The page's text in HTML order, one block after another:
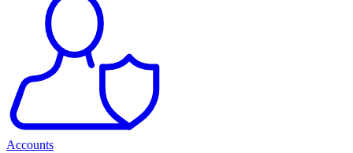
Accounts